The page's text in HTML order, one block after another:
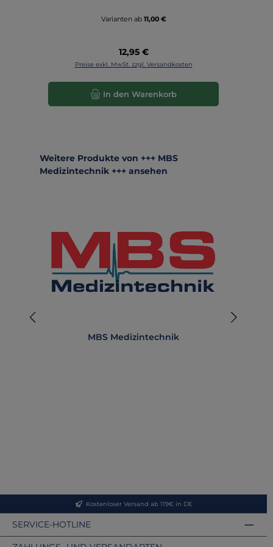
Varianten ab11,00 €
Regulärer Preis:
12,95 €
Preise exkl. MwSt. zzgl. Versandkosten
In den Warenkorb
Produktgalerie überspringen
Weitere Produkte von +++ MBS
Medizintechnik +++ ansehen
MBS Medizintechnik
Kostenloser Versand ab 119€ in DE
SERVICE-HOTLINE